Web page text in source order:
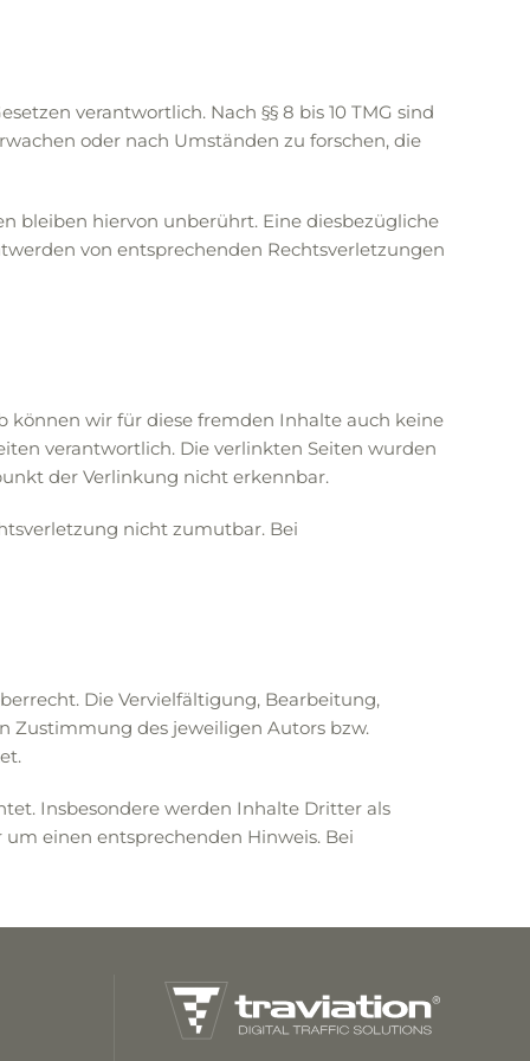
verantwortlich. Nach §§ 8 bis 10 TMG sind
oder nach Umständen zu forschen, die
bleiben hiervon unberührt. Eine diesbezügliche
von entsprechenden Rechtsverletzungen
können wir für diese fremden Inhalte auch keine
verantwortlich. Die verlinkten Seiten wurden
der Verlinkung nicht erkennbar.
nicht zumutbar. Bei
Die Vervielfältigung, Bearbeitung,
Zustimmung des jeweiligen Autors bzw.
Insbesondere werden Inhalte Dritter als
einen entsprechenden Hinweis. Bei